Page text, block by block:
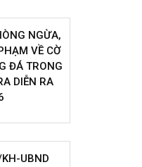
NGỪA,
VỀ CỜ
ĐÁ TRONG
DIỄN RA
UBND